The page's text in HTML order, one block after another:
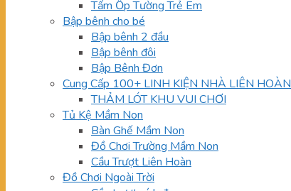
Tấm Ốp Tường Trẻ Em
Bập bênh cho bé
Bập bênh 2 đầu
Bập bênh đôi
Bập Bênh Đơn
Cung Cấp 100+ LINH KIỆN NHÀ LIÊN HOÀN
THẢM LÓT KHU VUI CHƠI
Tủ Kệ Mầm Non
Bàn Ghế Mầm Non
Đồ Chơi Trường Mầm Non
Cầu Trượt Liên Hoàn
Đồ Chơi Ngoài Trời